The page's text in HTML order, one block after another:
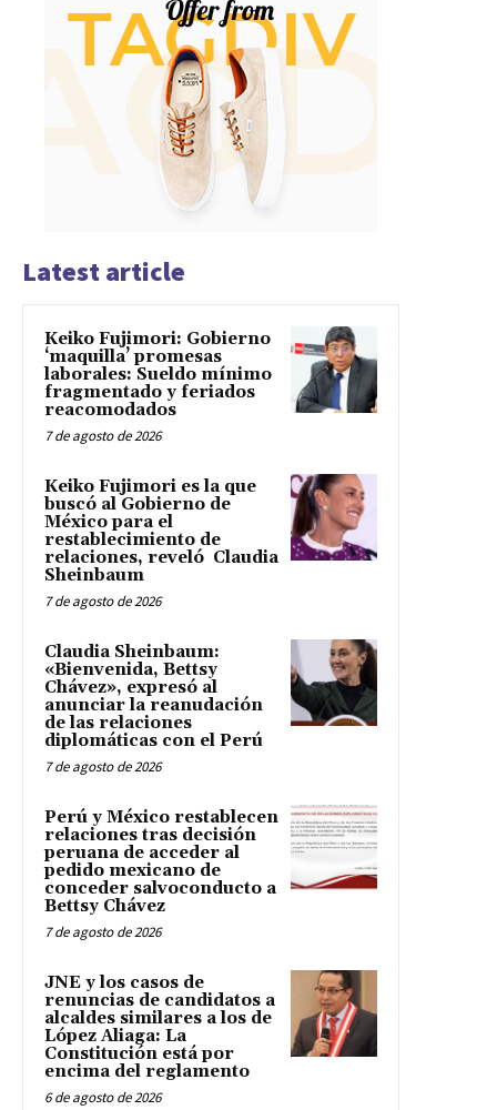
Latest article
Keiko Fujimori: Gobierno
‘maquilla’ promesas
laborales: Sueldo mínimo
fragmentado y feriados
reacomodados
7 de agosto de 2026
Keiko Fujimori es la que
buscó al Gobierno de
México para el
restablecimiento de
relaciones, reveló Claudia
Sheinbaum
7 de agosto de 2026
Claudia Sheinbaum:
«Bienvenida, Bettsy
Chávez», expresó al
anunciar la reanudación
de las relaciones
diplomáticas con el Perú
7 de agosto de 2026
Perú y México restablecen
relaciones tras decisión
peruana de acceder al
pedido mexicano de
conceder salvoconducto a
Bettsy Chávez
7 de agosto de 2026
JNE y los casos de
renuncias de candidatos a
alcaldes similares a los de
López Aliaga: La
Constitución está por
encima del reglamento
6 de agosto de 2026